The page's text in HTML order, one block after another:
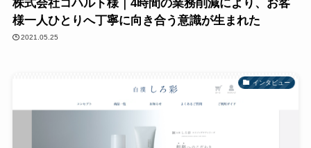
株式会社コハルト様｜4時間の業務削減により、お客
様一人ひとりへ丁寧に向き合う意識が生まれた
2021.05.25
インタビュー